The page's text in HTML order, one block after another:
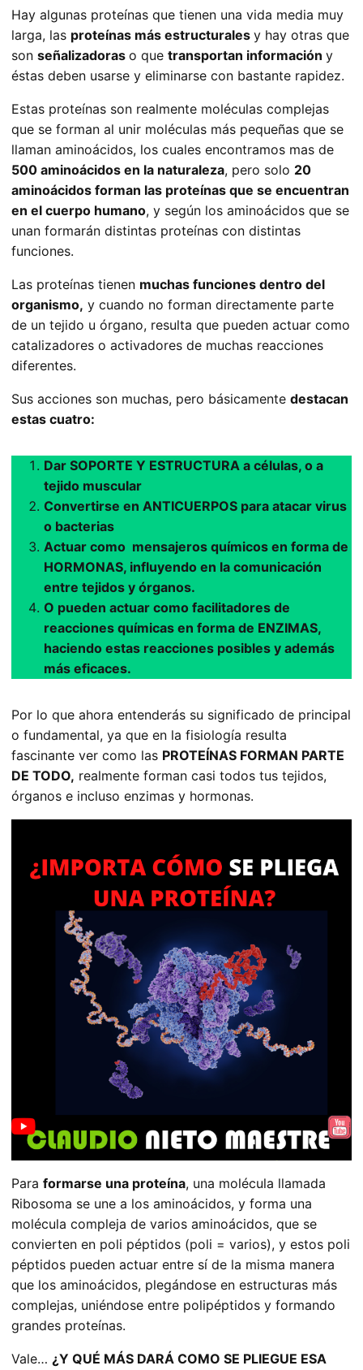
Hay algunas proteínas que tienen una vida media muy
larga, las proteínas más estructurales y hay otras que
son señalizadoras o que transportan información y
éstas deben usarse y eliminarse con bastante rapidez.
Estas proteínas son realmente moléculas complejas
que se forman al unir moléculas más pequeñas que se
llaman aminoácidos, los cuales encontramos mas de
500 aminoácidos en la naturaleza, pero solo 20
aminoácidos forman las proteínas que se encuentran
en el cuerpo humano, y según los aminoácidos que se
unan formarán distintas proteínas con distintas
funciones.
Las proteínas tienen muchas funciones dentro del
organismo, y cuando no forman directamente parte
de un tejido u órgano, resulta que pueden actuar como
catalizadores o activadores de muchas reacciones
diferentes.
Sus acciones son muchas, pero básicamente destacan
estas cuatro:
Dar SOPORTE Y ESTRUCTURA a células, o a
tejido muscular
Convertirse en ANTICUERPOS para atacar virus
o bacterias
Actuar como mensajeros químicos en forma de
HORMONAS, influyendo en la comunicación
entre tejidos y órganos.
O pueden actuar como facilitadores de
reacciones químicas en forma de ENZIMAS,
haciendo estas reacciones posibles y además
más eficaces.
Por lo que ahora entenderás su significado de principal
o fundamental, ya que en la fisiología resulta
fascinante ver como las PROTEÍNAS FORMAN PARTE
DE TODO, realmente forman casi todos tus tejidos,
órganos e incluso enzimas y hormonas.
Para formarse una proteína, una molécula llamada
Ribosoma se une a los aminoácidos, y forma una
molécula compleja de varios aminoácidos, que se
convierten en poli péptidos (poli = varios), y estos poli
péptidos pueden actuar entre sí de la misma manera
que los aminoácidos, plegándose en estructuras más
complejas, uniéndose entre polipéptidos y formando
grandes proteínas.
Vale… ¿Y QUÉ MÁS DARÁ COMO SE PLIEGUE ESA